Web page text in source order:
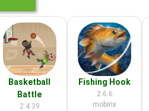
Basketball
Battle
2.4.39
Fishing Hook
2.6.6
mobirix